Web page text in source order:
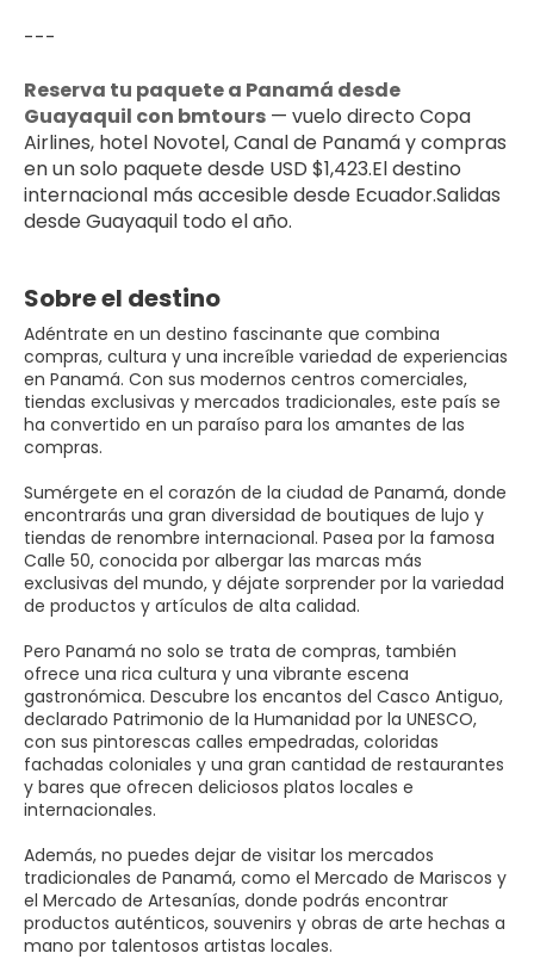
---
Reserva tu paquete a Panamá desde
Guayaquil con bmtours — vuelo directo Copa
Airlines, hotel Novotel, Canal de Panamá y compras
en un solo paquete desde USD $1,423.El destino
internacional más accesible desde Ecuador.Salidas
desde Guayaquil todo el año.
Sobre el destino
Adéntrate en un destino fascinante que combina
compras, cultura y una increíble variedad de experiencias
en Panamá. Con sus modernos centros comerciales,
tiendas exclusivas y mercados tradicionales, este país se
ha convertido en un paraíso para los amantes de las
compras.
Sumérgete en el corazón de la ciudad de Panamá, donde
encontrarás una gran diversidad de boutiques de lujo y
tiendas de renombre internacional. Pasea por la famosa
Calle 50, conocida por albergar las marcas más
exclusivas del mundo, y déjate sorprender por la variedad
de productos y artículos de alta calidad.
Pero Panamá no solo se trata de compras, también
ofrece una rica cultura y una vibrante escena
gastronómica. Descubre los encantos del Casco Antiguo,
declarado Patrimonio de la Humanidad por la UNESCO,
con sus pintorescas calles empedradas, coloridas
fachadas coloniales y una gran cantidad de restaurantes
y bares que ofrecen deliciosos platos locales e
internacionales.
Además, no puedes dejar de visitar los mercados
tradicionales de Panamá, como el Mercado de Mariscos y
el Mercado de Artesanías, donde podrás encontrar
productos auténticos, souvenirs y obras de arte hechas a
mano por talentosos artistas locales.